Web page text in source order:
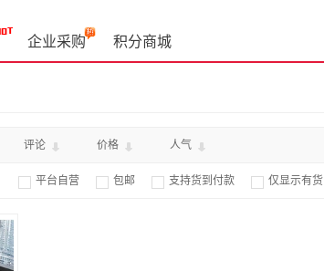
企业采购 积分商城
评论 价格 人气
平台自营 包邮 支持货到付款 仅显示有货